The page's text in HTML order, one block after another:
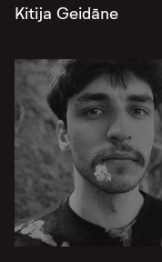
Kitija Geidāne